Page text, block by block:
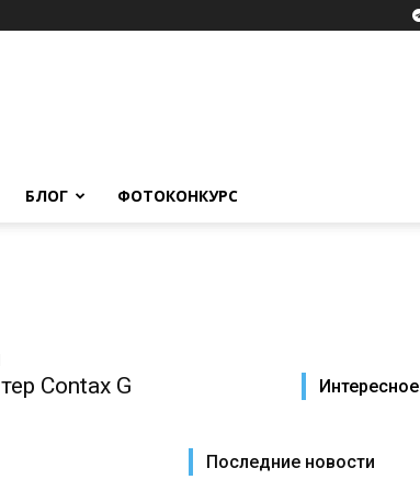
БЛОГ ФОТОКОНКУРС
Contax G
Интересное
Последние новости